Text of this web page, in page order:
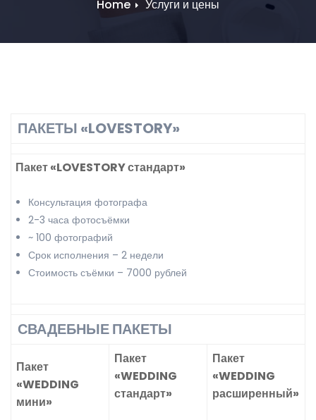
Home Услуги и цены
ПАКЕТЫ «LOVESTORY»
Пакет «LOVESTORY стандарт»
Консультация фотографа
2-3 часа фотосъёмки
~ 100 фотографий
Срок исполнения – 2 недели
Стоимость съёмки – 7000 рублей
СВАДЕБНЫЕ ПАКЕТЫ
Пакет
«WEDDING
мини»
Пакет
«WEDDING
стандарт»
Пакет
«WEDDING
расширенный»